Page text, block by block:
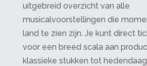
uitgebreid overzicht van alle
musicalvoorstellingen die
land te zien zijn. Je kunt direct
voor een breed scala aan
klassieke stukken tot